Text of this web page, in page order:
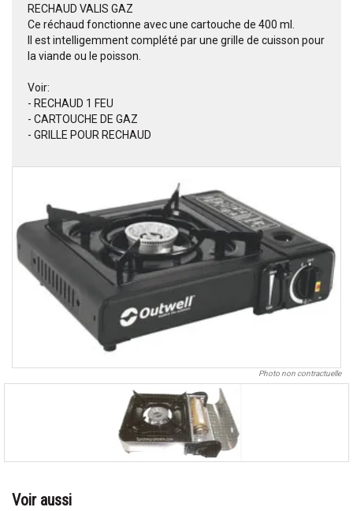
RECHAUD VALIS GAZ
Ce réchaud fonctionne avec une cartouche de 400 ml.
Il est intelligemment complété par une grille de cuisson pour
la viande ou le poisson.
Voir:
- RECHAUD 1 FEU
- CARTOUCHE DE GAZ
- GRILLE POUR RECHAUD
Photo non contractuelle
Voir aussi